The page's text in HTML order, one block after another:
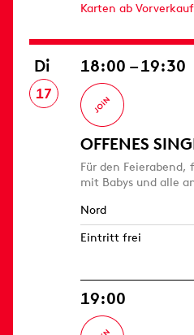
Karten ab
Di
17
18:00 – 19:30
OFFENES
Für den Feierabend,
mit Babys und alle
Nord
Eintritt frei
19:00